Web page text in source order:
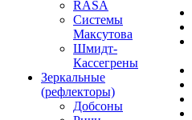
RASA
Системы
Максутова
Шмидт-
Кассегрены
Зеркальные
(рефлекторы)
Добсоны